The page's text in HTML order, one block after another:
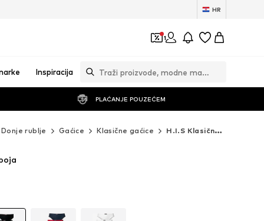
HR
1
Inspiracija
PLAĆANJE POUZEĆEM
Donje rublje Gaćice Klasične gaćice H.I.S Klasične gaćice